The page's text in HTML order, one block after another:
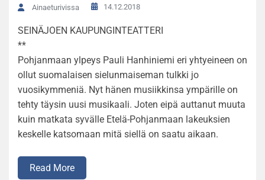
Ainaeturivissa 14.12.2018
SEINÄJOEN KAUPUNGINTEATTERI
**
Pohjanmaan ylpeys Pauli Hanhiniemi eri yhtyeineen on
ollut suomalaisen sielunmaiseman tulkki jo
vuosikymmeniä. Nyt hänen musiikkinsa ympärille on
tehty täysin uusi musikaali. Joten eipä auttanut muuta
kuin matkata syvälle Etelä-Pohjanmaan lakeuksien
keskelle katsomaan mitä siellä on saatu aikaan.
Read More